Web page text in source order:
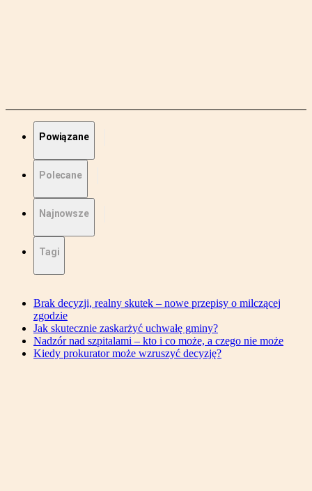
Powiązane
Polecane
Najnowsze
Tagi
Brak decyzji, realny skutek – nowe przepisy o milczącej
zgodzie
Jak skutecznie zaskarżyć uchwałę gminy?
Nadzór nad szpitalami – kto i co może, a czego nie może
Kiedy prokurator może wzruszyć decyzję?